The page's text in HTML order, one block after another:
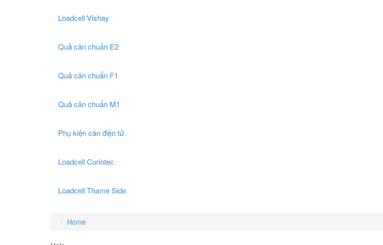
Loadcell Vishay
Quả cân chuẩn E2
Quả cân chuẩn F1
Quả cân chuẩn M1
Phụ kiện cân điện tử
Loadcell Curiotec
Loadcell Thame Side
Home